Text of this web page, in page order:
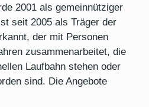
2001 als gemeinnütziger
seit 2005 als Träger der
der mit Personen
zusammenarbeitet, die
Laufbahn stehen oder
sind. Die Angebote